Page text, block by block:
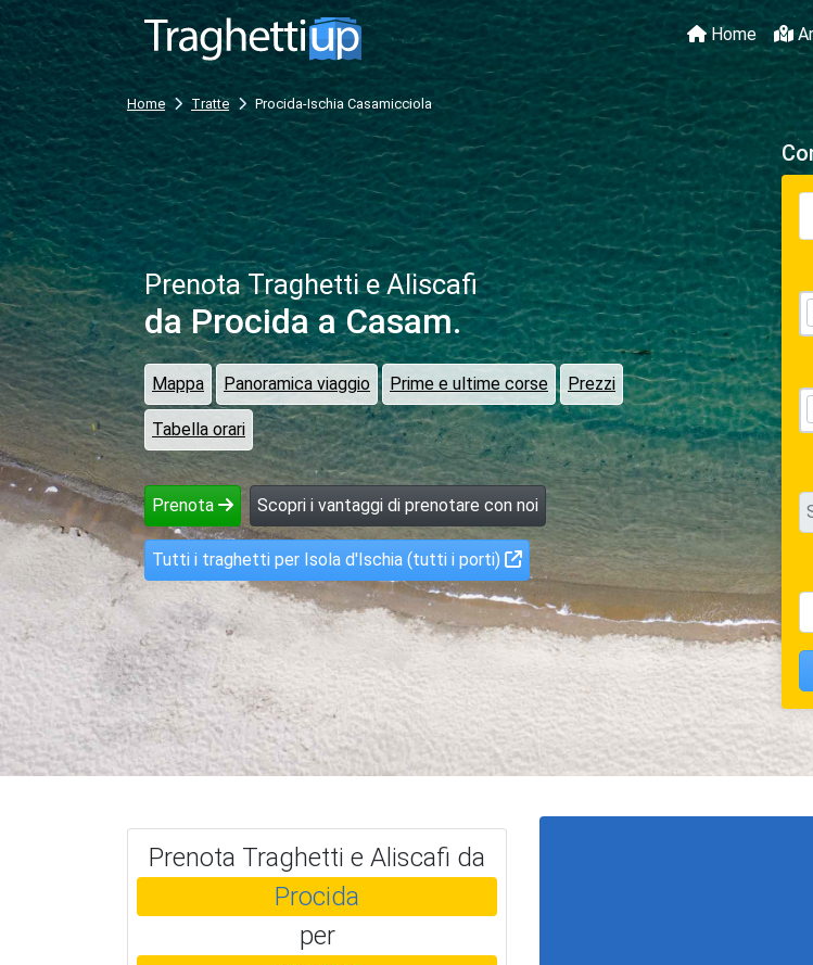
Home
Home Tratte Procida-Ischia Casamicciola
Prenota Traghetti e Aliscafi
da Procida a Casam.
Mappa Panoramica viaggio Prime e ultime corse Prezzi
Tabella orari
Prenota Scopri i vantaggi di prenotare con noi
Tutti i traghetti per Isola d'Ischia (tutti i porti)
Prenota Traghetti e Aliscafi da
Procida
per